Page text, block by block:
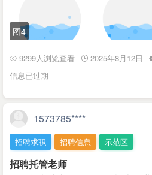
图4
9299人浏览查看 2025年8月12日
信息已过期
1573785****
招聘求职 招聘信息 示范区
招聘托管老师